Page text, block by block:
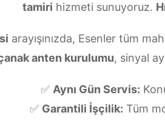
tamiri hizmeti sunuyoruz.
arayışınızda, Esenler tüm
anten kurulumu, sinyal
✅ Aynı Gün Servis:
✅ Garantili İşçilik: Tüm